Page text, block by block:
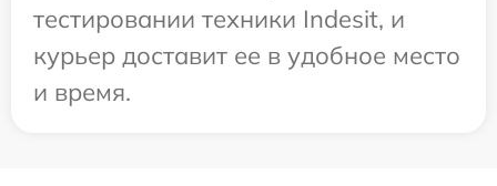
тестировании техники Indesit, и
курьер доставит ее в удобное место
и время.